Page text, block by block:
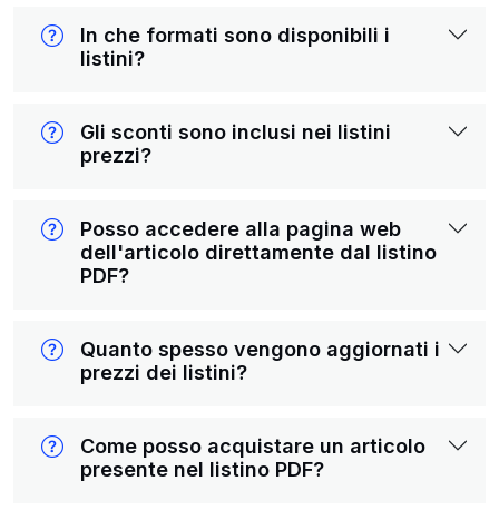
In che formati sono disponibili i
listini?
Gli sconti sono inclusi nei listini
prezzi?
Posso accedere alla pagina web
dell'articolo direttamente dal listino
PDF?
Quanto spesso vengono aggiornati i
prezzi dei listini?
Come posso acquistare un articolo
presente nel listino PDF?